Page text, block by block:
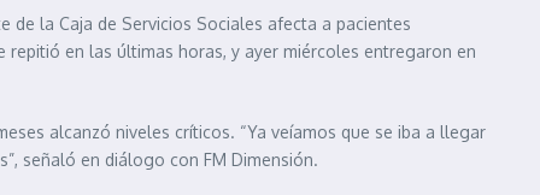
de la Caja de Servicios Sociales afecta a pacientes
en las últimas horas, y ayer miércoles entregaron en
alcanzó niveles críticos. “Ya veíamos que se iba a llegar
señaló en diálogo con FM Dimensión.